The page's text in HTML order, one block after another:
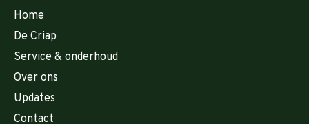
Home
De Criap
Service & onderhoud
Over ons
Updates
Contact